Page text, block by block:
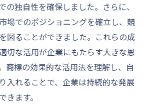
の独自性を確保しました。さらに、
場でのポジショニングを確立し、競
図ることができました。これらの成
切な活用が企業にもたらす大きな恩
商標の効果的な活用法を理解し、自
入れることで、企業は持続的な発展
きます。